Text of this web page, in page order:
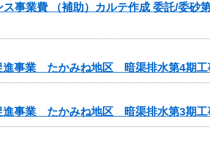
ス事業費 （補助）カルテ作成 委託/委砂
進事業 たかみね地区 暗渠排水第4期
進事業 たかみね地区 暗渠排水第3期